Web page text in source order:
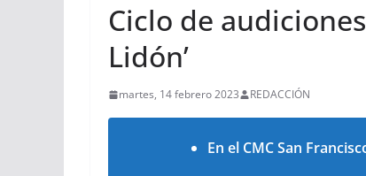
Ciclo de
Lidón’
martes, 14 febrero 2023 REDACCIÓN
En el CMC San